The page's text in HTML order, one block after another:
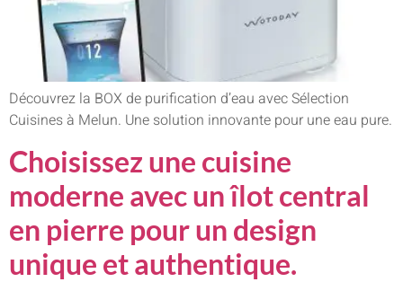
Découvrez la BOX de purification d’eau avec Sélection
Cuisines à Melun. Une solution innovante pour une eau pure.
Choisissez une cuisine
moderne avec un îlot central
en pierre pour un design
unique et authentique.